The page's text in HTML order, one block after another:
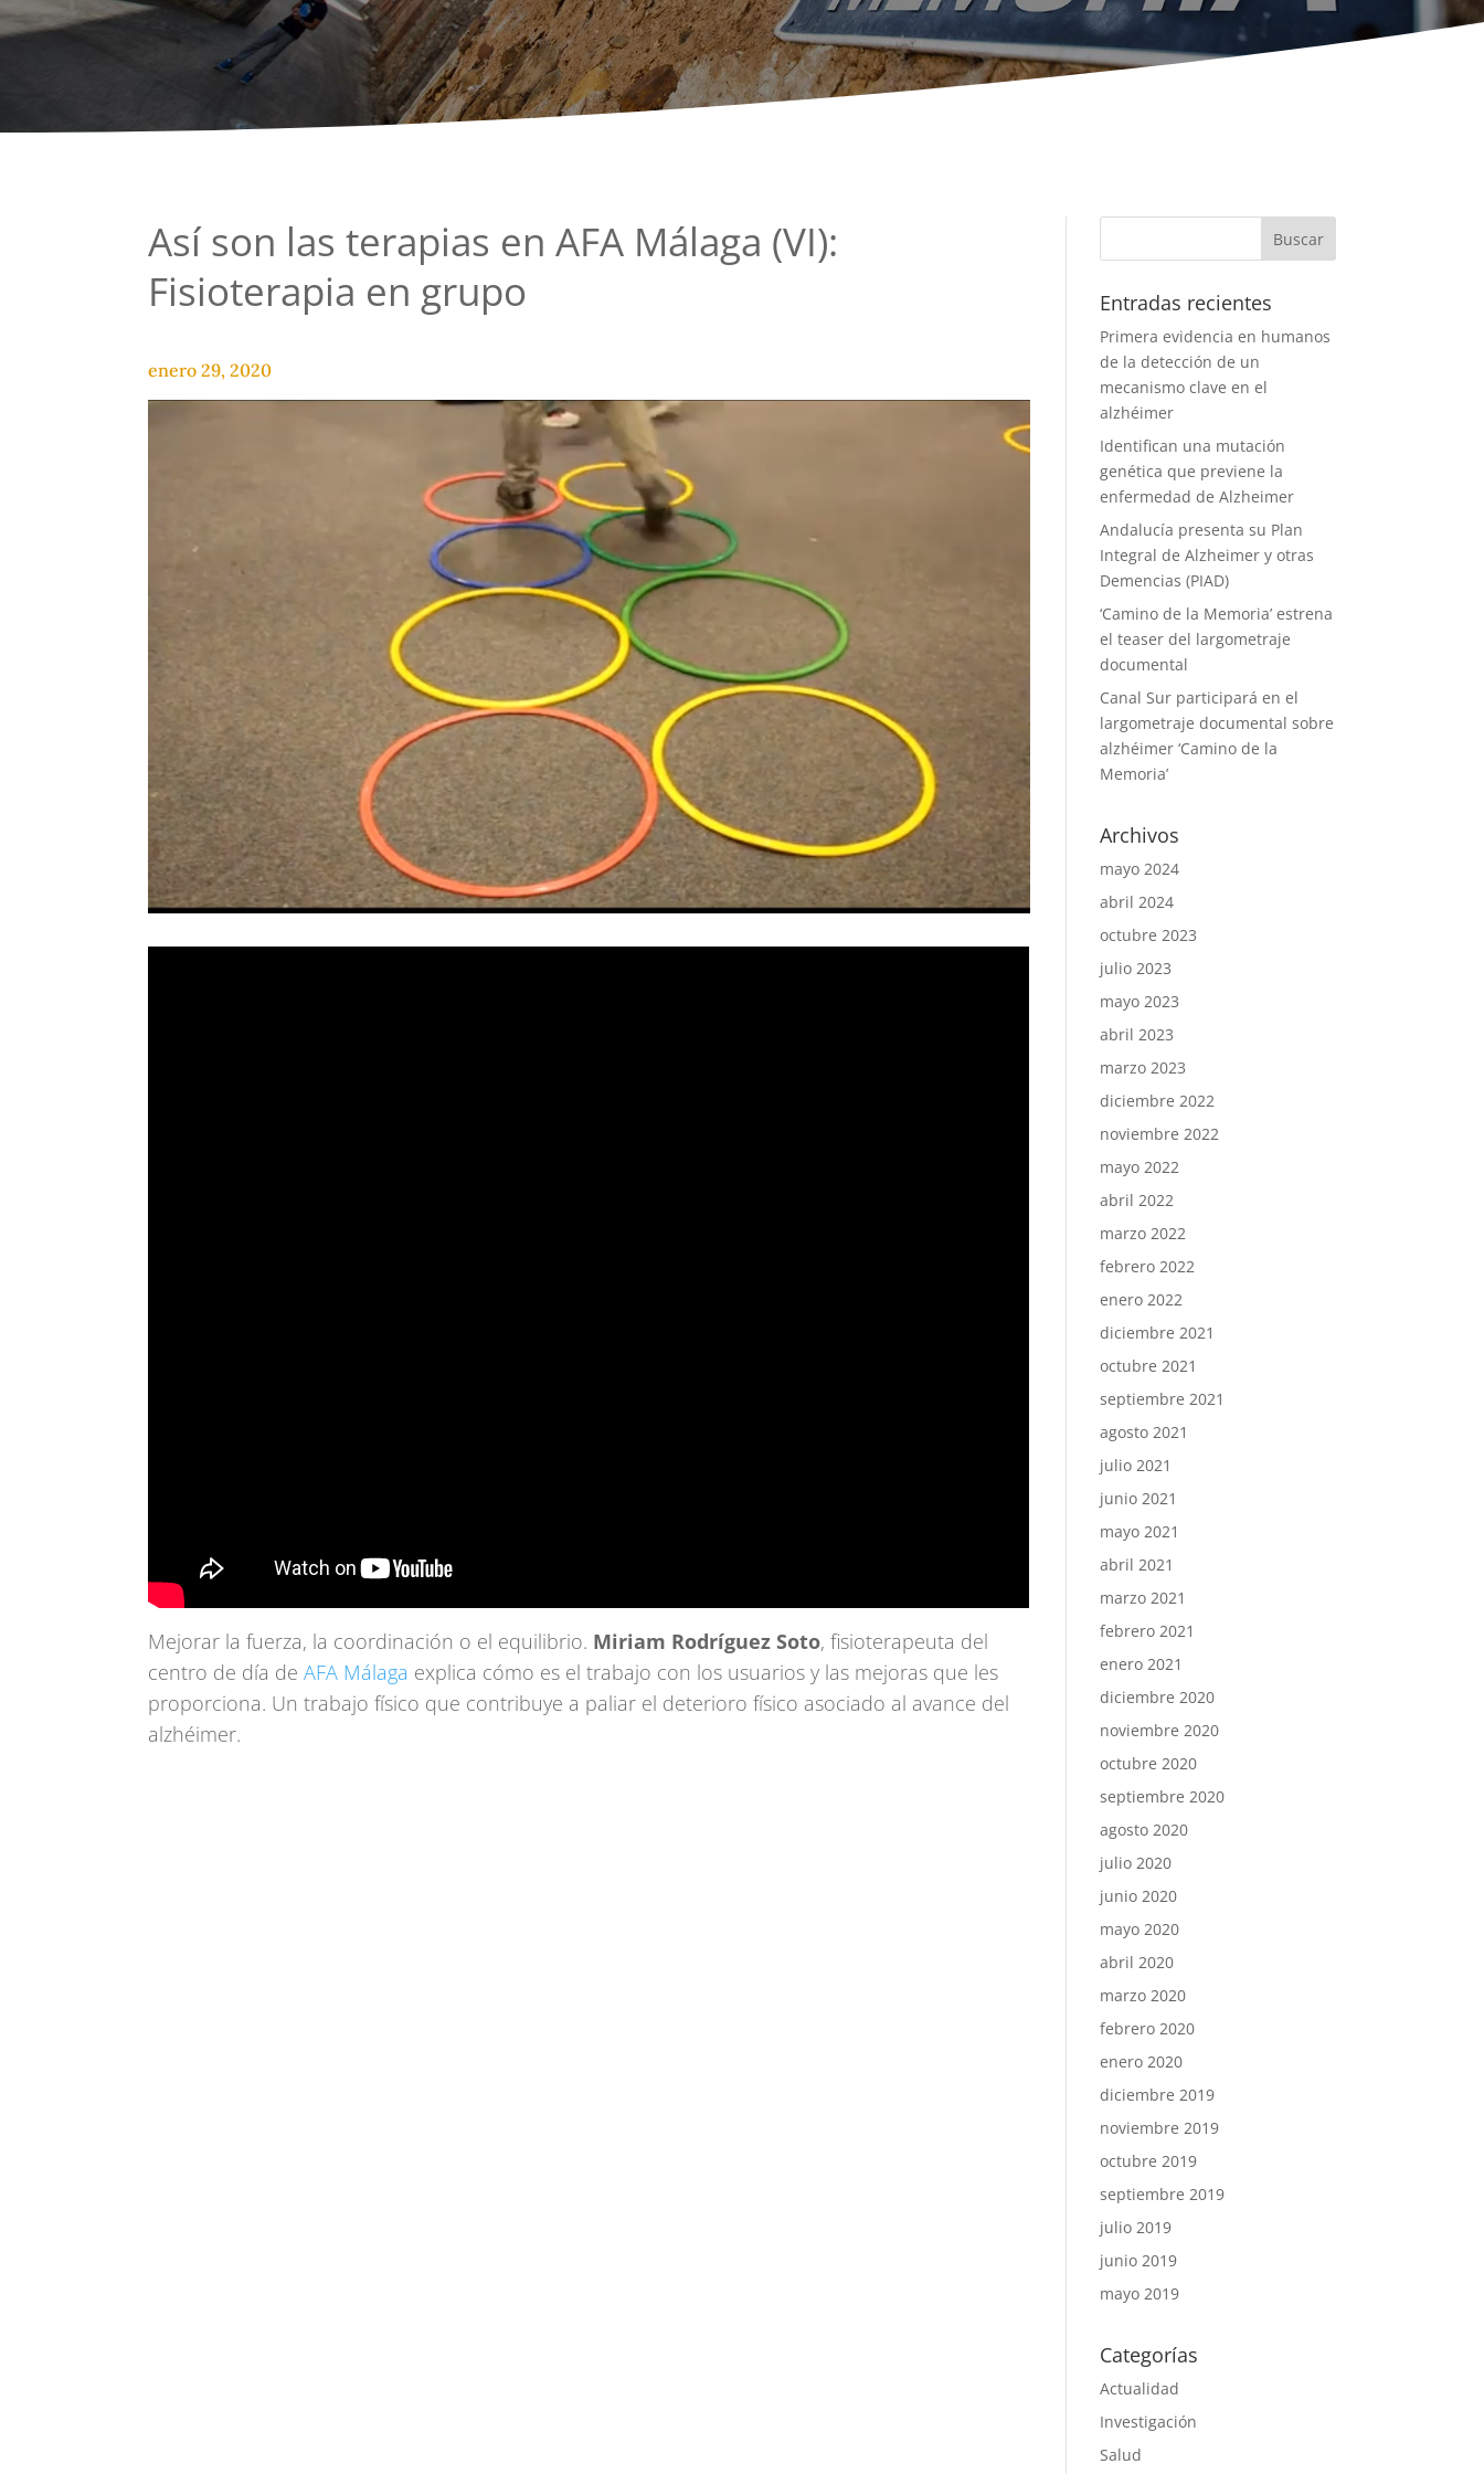
Así son las terapias en AFA Málaga (VI):
Fisioterapia en grupo
enero 29, 2020
Mejorar la fuerza, la coordinación o el equilibrio. Miriam Rodríguez Soto, fisioterapeuta del
centro de día deAFA Málaga explica cómo es el trabajo con los usuarios y las mejoras que les
proporciona. Un trabajo físico que contribuye a paliar el deterioro físico asociado al avance del
alzhéimer.
Entradas recientes
Primera evidencia en humanos
de la detección de un
mecanismo clave en el
alzhéimer
Identifican una mutación
genética que previene la
enfermedad de Alzheimer
Andalucía presenta su Plan
Integral de Alzheimer y otras
Demencias (PIAD)
‘Camino de la Memoria’ estrena
el teaser del largometraje
documental
Canal Sur participará en el
largometraje documental sobre
alzhéimer ‘Camino de la
Memoria’
Archivos
mayo 2024
abril 2024
octubre 2023
julio 2023
mayo 2023
abril 2023
marzo 2023
diciembre 2022
noviembre 2022
mayo 2022
abril 2022
marzo 2022
febrero 2022
enero 2022
diciembre 2021
octubre 2021
septiembre 2021
agosto 2021
julio 2021
junio 2021
mayo 2021
abril 2021
marzo 2021
febrero 2021
enero 2021
diciembre 2020
noviembre 2020
octubre 2020
septiembre 2020
agosto 2020
julio 2020
junio 2020
mayo 2020
abril 2020
marzo 2020
febrero 2020
enero 2020
diciembre 2019
noviembre 2019
octubre 2019
septiembre 2019
julio 2019
junio 2019
mayo 2019
Categorías
Actualidad
Investigación
Salud